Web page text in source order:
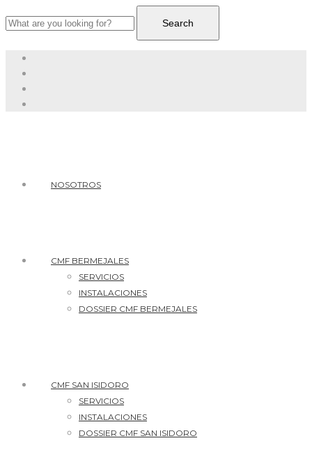
NOSOTROS
CMF BERMEJALES
SERVICIOS
INSTALACIONES
DOSSIER CMF BERMEJALES
CMF SAN ISIDORO
SERVICIOS
INSTALACIONES
DOSSIER CMF SAN ISIDORO